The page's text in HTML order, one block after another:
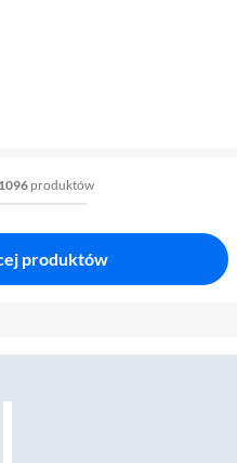
produktów
produktów